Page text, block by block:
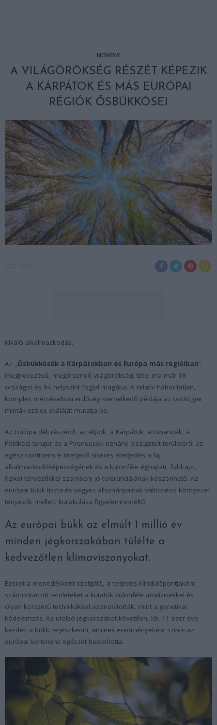
NÖVÉNY
A VILÁGÖRÖKSÉG RÉSZÉT KÉPEZIK
A KÁRPÁTOK ÉS MÁS EURÓPAI
RÉGIÓK ŐSBÜKKÖSEI
Kiváló alkalmazkodás.
Az „Ősbükkösök a Kárpátokban és Európa más régióiban”
megnevezésű, megőrzendő világörökségi tétel ma már 18
országot és 94 helyszínt foglal magába. A relatív háborítatlan,
komplex mérsékeltövi erdőség kiemelkedő példája az ökológiai
minták széles skáláját mutatja be.
Az Európa déli részéről, az Alpok, a Kárpátok, a Dinaridák, a
Földközi-tenger és a Pireneusok néhány elszigetelt területéről az
egész kontinensre kiterjedő sikeres elterjedés a faj
alkalmazkodóképességének és a különféle éghajlati, földrajzi,
fizikai tényezőkkel szembeni jó toleranciájának köszönhető. Az
európai bükk tiszta és vegyes állományainak változatos környezeti
tényezők melletti kialakulása figyelemreméltó.
Az európai bükk az elmúlt 1 millió év
minden jégkorszakában túlélte a
kedvezőtlen klímaviszonyokat.
Ezeket a menedékként szolgáló, a terjedés kiindulópontjaként
számontartott területeket a kutatók különféle analízisekkel és
olyan korszerű technikákkal azonosították, mint a genetikai
kódelemzés. Az utolsó jégkorszakot követően, kb. 11 ezer éve
kezdett a bükk terjeszkedni, aminek eredményeként szinte az
európai kontinens egészét beborította.